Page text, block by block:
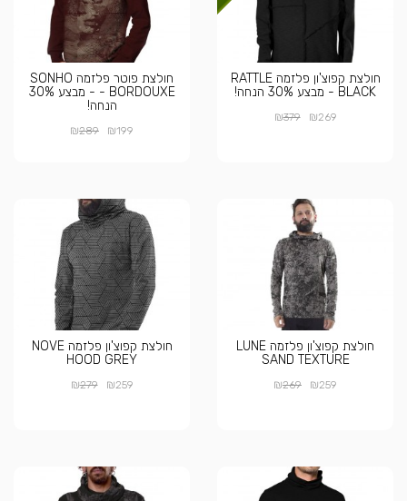
חולצת קפוצ'ון פלזמה RATTLE
BLACK - מבצע 30% הנחה!
₪269
₪379
חולצת פוטר פלזמה SONHO
BORDOUXE - - מבצע 30%
הנחה!
₪199
₪289
חולצת קפוצ'ון פלזמה LUNE
SAND TEXTURE
₪259
₪269
חולצת קפוצ'ון פלזמה NOVE
HOOD GREY
₪259
₪279